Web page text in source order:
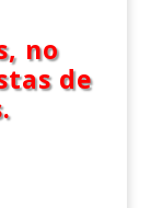
no
de